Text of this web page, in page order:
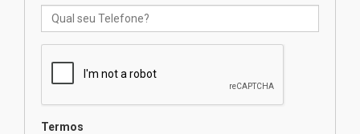
Oncologista do HUEM ressalta
diagnóstico precoce do câncer
03.08.2026
Termos